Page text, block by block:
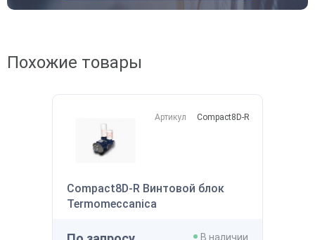
Похожие товары
Compact8D-R Винтовой блок
Termomeccanica
Артикул Compact8D-R
В наличии